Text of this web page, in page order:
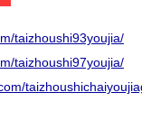
taizhoushi93youjia/
taizhoushi97youjia/